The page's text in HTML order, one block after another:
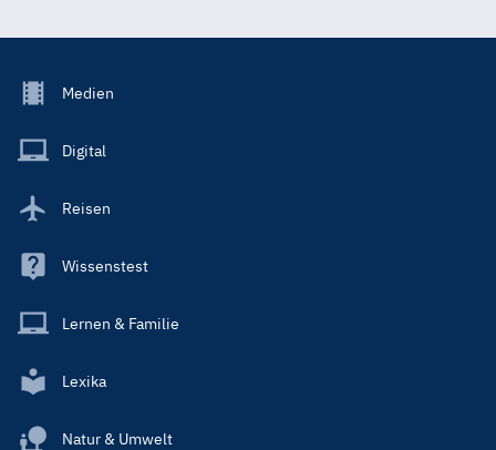
Footer
Main
Medien
Digital
Reisen
Wissenstest
Lernen & Familie
Lexika
Natur & Umwelt